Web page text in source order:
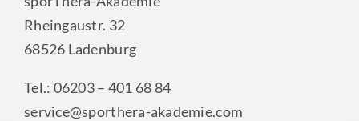
Rheingaustr. 32
68526 Ladenburg
Tel.: 06203 – 401 68 84
service@sporthera-akademie.com